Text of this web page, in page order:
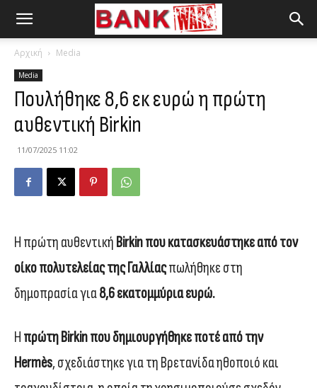
Αρχική Media
Media
Πουλήθηκε 8,6 εκ ευρώ η πρώτη
αυθεντική Birkin
11/07/2025 11:02
Η πρώτη αυθεντική Birkin που κατασκευάστηκε από τον
οίκο πολυτελείας της Γαλλίαςπωλήθηκε στη
δημοπρασία για8,6 εκατομμύρια ευρώ.
Η πρώτη Birkin που δημιουργήθηκε ποτέ από την
Hermès, σχεδιάστηκε για τη Βρετανίδα ηθοποιό και